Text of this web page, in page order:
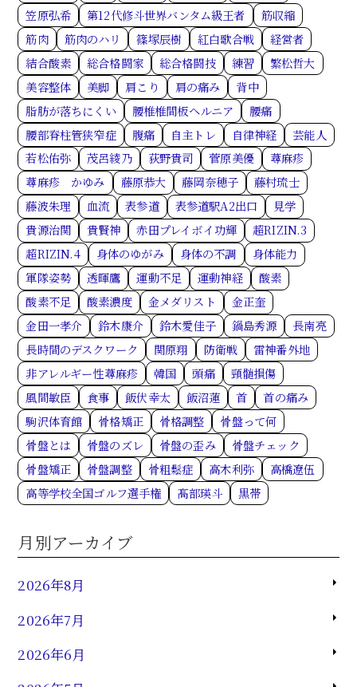
笠原弘希
第12代修斗世界バンタム級王者
筋収縮
筋肉
筋肉のハリ 篠塚辰樹 紅白歌合戦
経営者
結合酸素
総合格闘家 総合格闘技 練習
繁松哲大
美容整体
美脚 肩こり 肩の痛み
背中
脂肪が落ちにくい
腰椎椎間板ヘルニア
腰痛
腰部脊柱管狭窄症
腹痛 自主トレ 自律神経
芸能人
若松佑弥
茂呂綾乃 荻野貴司 菅原美優
蕁麻疹
蕁麻疹 かゆみ
藤原恭大 藤岡奈穂子
藤村琉士
藤波朱理
血流 表参道 表参道駅A2出口
見学
貴源治関
貴賢神 赤田プレイボイ功輝
超RIZIN.3
超RIZIN.4
身体のゆがみ 身体の不調
身体能力
軍隊姿勢
透暉鷹 運動不足 運動神経
酸素
酸素不足
酸素濃度 金メダリスト
金正奎
金田一孝介
鈴木康介 鈴木愛佳子 鍋島秀源
長南亮
長時間のデスクワーク
関原翔 防衛戦
雷神番外地
非アレルギー性蕁麻疹
韓国 頭痛
頸髄損傷
風間敏臣
食事 飯伏幸太 飯沼蓮 首
首の痛み
駒沢体育館
骨格矯正 骨格調整
骨盤って何
骨盤とは
骨盤のズレ 骨盤の歪み
骨盤チェック
骨盤矯正
骨盤調整 骨粗鬆症 高木利弥
高橋遼伍
高等学校全国ゴルフ選手権
髙部瑛斗 黒帯
月別アーカイブ
2026年8月
2026年7月
2026年6月